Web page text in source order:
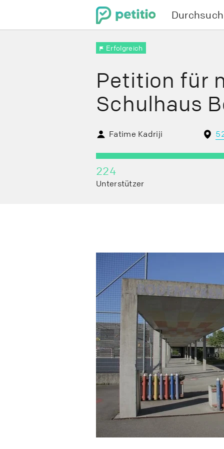
Menu
Erfolgreich
Petition für
Schulhaus
Fatime Kadriji
224
Unterstützer
0